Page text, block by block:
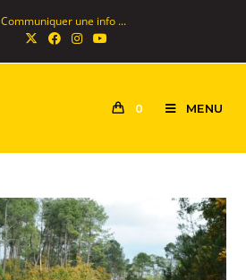
Communiquer une info ...
0 MENU